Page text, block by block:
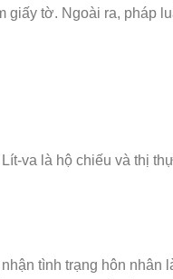
giấy tờ. Ngoài ra, pháp
va là hộ chiếu và thị
tình trạng hôn nhân